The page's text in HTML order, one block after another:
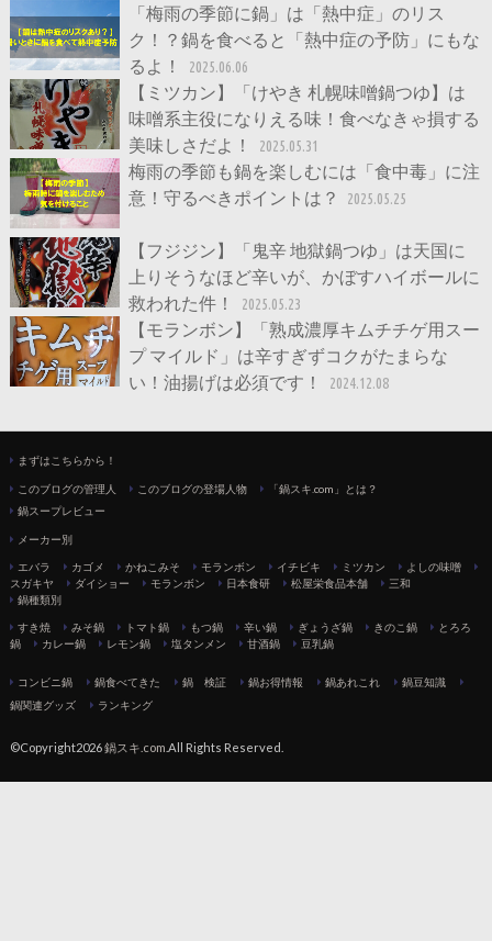
「梅雨の季節に鍋」は「熱中症」のリス
ク！？鍋を食べると「熱中症の予防」にもな
るよ！
2025.06.06
【ミツカン】「けやき 札幌味噌鍋つゆ】は
味噌系主役になりえる味！食べなきゃ損する
美味しさだよ！
2025.05.31
梅雨の季節も鍋を楽しむには「食中毒」に注
意！守るべきポイントは？
2025.05.25
【フジジン】「鬼辛 地獄鍋つゆ」は天国に
上りそうなほど辛いが、かぼすハイボールに
救われた件！
2025.05.23
【モランボン】「熟成濃厚キムチチゲ用スー
プ マイルド」は辛すぎずコクがたまらな
い！油揚げは必須です！
2024.12.08
まずはこちらから！
このブログの管理人 このブログの登場人物
「鍋スキ.com」とは？
鍋スープレビュー
メーカー別
エバラ カゴメ かねこみそ モランボン イチビキ ミツカン
よしの味噌
スガキヤ
ダイショー モランボン 日本食研 松屋栄食品本舗
三和
鍋種類別
すき焼 みそ鍋 トマト鍋 もつ鍋 辛い鍋 ぎょうざ鍋 きのこ鍋
とろろ
鍋
カレー鍋 レモン鍋 塩タンメン 甘酒鍋 豆乳鍋
コンビニ鍋 鍋食べてきた 鍋 検証 鍋お得情報 鍋あれこれ
鍋豆知識
鍋関連グッズ
ランキング
©Copyright2026鍋スキ.com .All Rights Reserved.